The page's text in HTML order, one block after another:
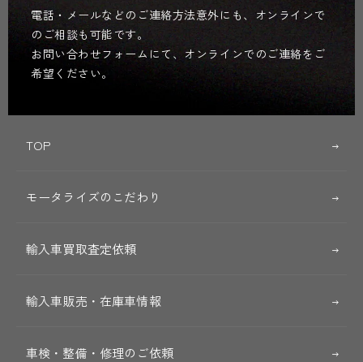
電話・メールなどのご連絡方法意外にも、オンラインで
のご相談も可能です。
お問い合わせフォームにて、オンラインでのご連絡をご
希望ください。
TOP
モータライズのこだわり
輸入車買取査定依頼
輸入車販売・在庫車情報
車検・整備・修理のご依頼